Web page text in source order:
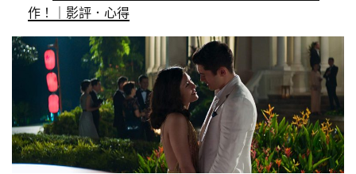
作！｜影評．心得